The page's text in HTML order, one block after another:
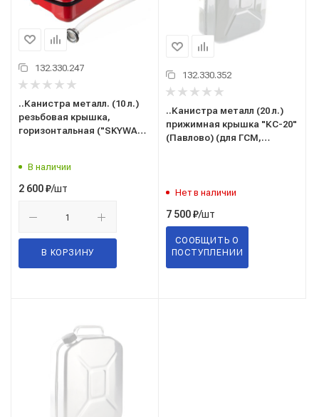
132.330.247
..Канистра металл. (10 л.)
резьбовая крышка,
горизонтальная ("SKYWAY")
масла и тех.жидкостей)
красная
В наличии
2 600₽/шт
В КОРЗИНУ
132.330.352
..Канистра металл (20 л.)
прижимная крышка "КС-20"
(Павлово) (для ГСМ,
Нет в наличии
7 500₽/шт
СООБЩИТЬ О
ПОСТУПЛЕНИИ